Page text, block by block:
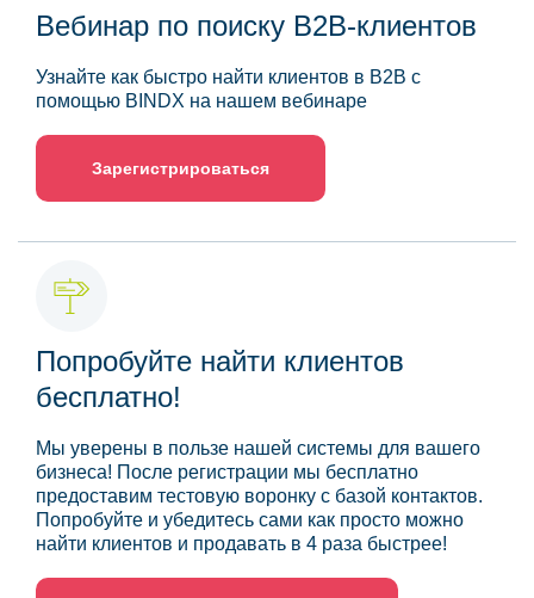
Вебинар по поиску B2B-клиентов
Узнайте как быстро найти клиентов в B2B с
помощью BINDX на нашем вебинаре
Зарегистрироваться
Попробуйте найти клиентов
бесплатно!
Мы уверены в пользе нашей системы для вашего
бизнеса! После регистрации мы бесплатно
предоставим тестовую воронку с базой контактов.
Попробуйте и убедитесь сами как просто можно
найти клиентов и продавать в 4 раза быстрее!